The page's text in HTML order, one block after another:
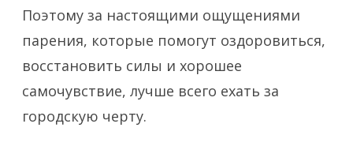
Поэтому за настоящими ощущениями
парения, которые помогут оздоровиться,
восстановить силы и хорошее
самочувствие, лучше всего ехать за
городскую черту.